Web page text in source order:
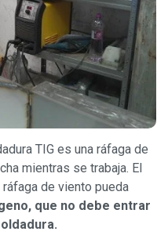
TIG es una ráfaga de
mientras se trabaja. El
de viento pueda
que no debe entrar